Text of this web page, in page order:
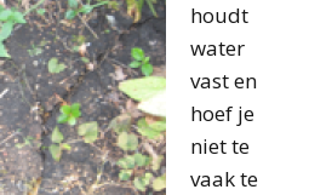
houdt
water
vast en
hoef je
niet te
vaak te